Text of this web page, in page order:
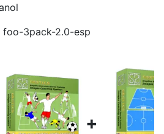
foo-3pack-2.0-esp
+